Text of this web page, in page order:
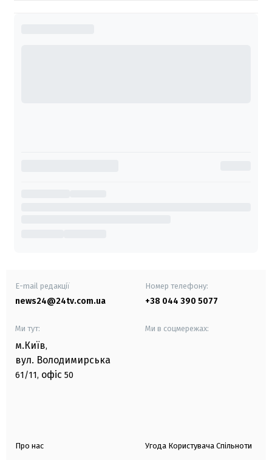
E-mail редакції
news24@24tv.com.ua
Номер телефону:
+38 044 390 5077
Ми тут:
м.Київ,
вул. Володимирська
61/11, офіс 50
Ми в соцмережах:
Про нас Угода Користувача Спільноти